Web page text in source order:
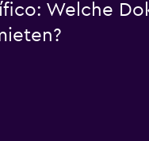
Welche